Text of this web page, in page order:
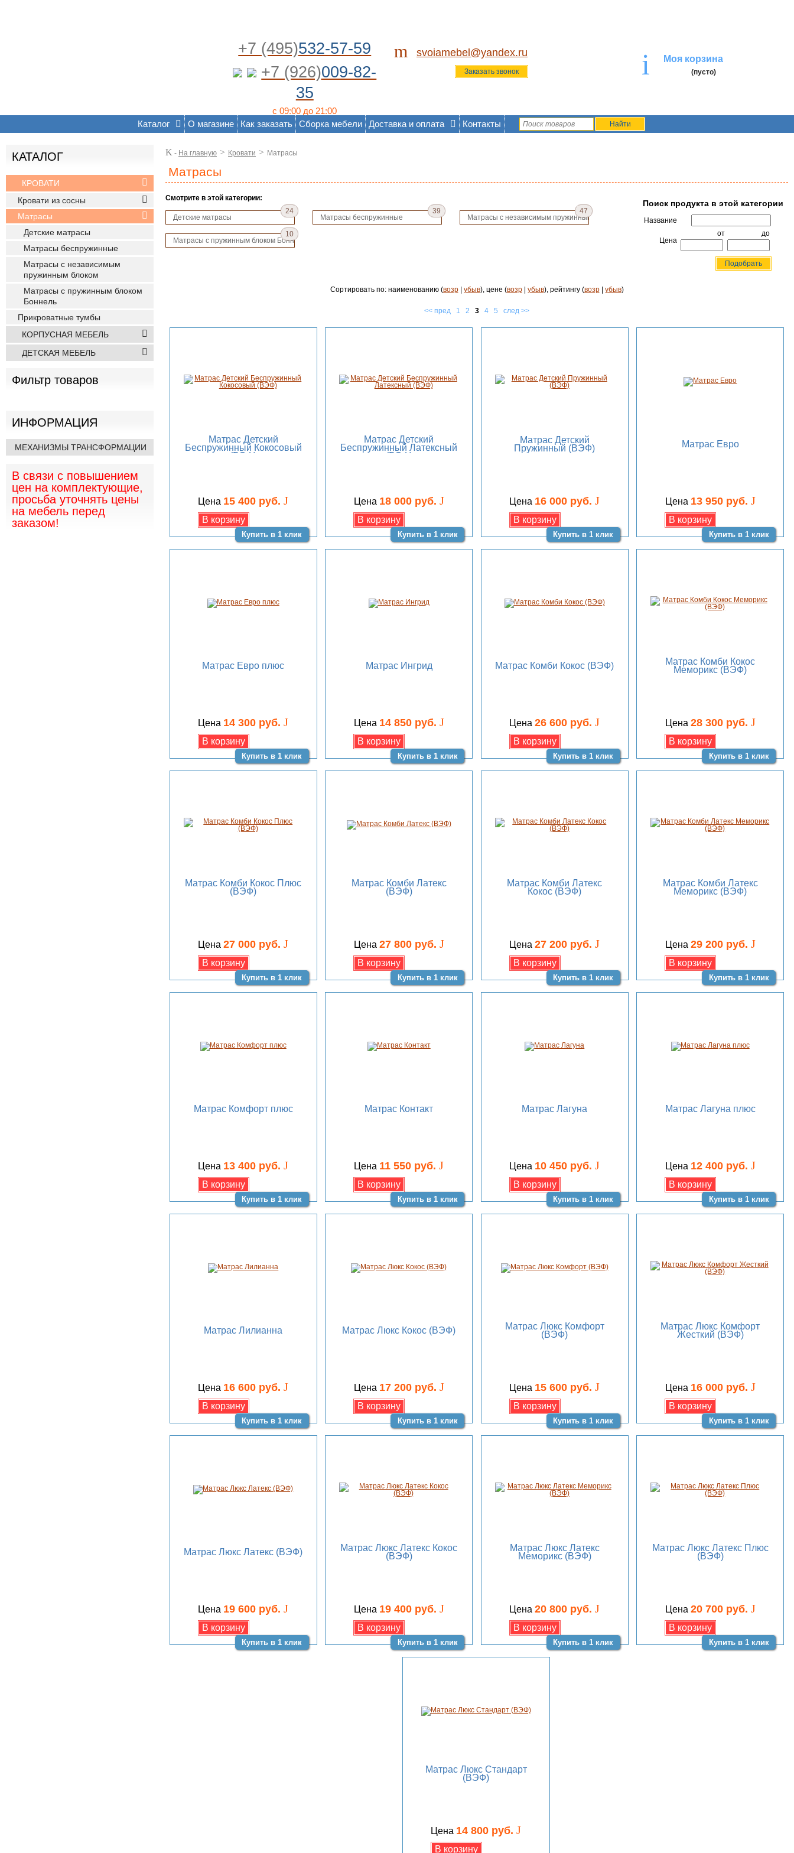
+7 (495)532-57-59
+7 (926)009-82-
35
с 09:00 до 21:00
m svoiamebel@yandex.ru
Заказать звонок i Моя корзина
(пусто)
Каталог О магазине Как заказать Сборка мебели Доставка и оплата Контакты
КАТАЛОГ
КРОВАТИ
Кровати из сосны
Матрасы
Детские матрасы
Матрасы беспружинные
Матрасы с независимым
пружинным блоком
Матрасы с пружинным блоком
Боннель
Прикроватные тумбы
КОРПУСНАЯ МЕБЕЛЬ
ДЕТСКАЯ МЕБЕЛЬ
Фильтр товаров
ИНФОРМАЦИЯ
МЕХАНИЗМЫ ТРАНСФОРМАЦИИ
В связи с повышением
цен на комплектующие,
просьба уточнять цены
на мебель перед
заказом!
K - На главную > Кровати > Матрасы
Матрасы
Смотрите в этой категории:
Детские матрасы
24
Матрасы беспружинные
39
Матрасы с независимым пружинным блоком
47
Матрасы с пружинным блоком Боннель
10
Поиск продукта в этой категории
Название
Цена
от до
Сортировать по: наименованию (возр| убыв), цене (возр| убыв), рейтингу (возр| убыв)
<< пред 1 2 3 4 5 след >>
Матрас Детский
Беспружинный Кокосовый
(ВЭФ)
Цена 15 400 руб.J
Купить в 1 клик
Матрас Детский
Беспружинный Латексный
(ВЭФ)
Цена 18 000 руб. J
Купить в 1 клик
Матрас Детский
Пружинный (ВЭФ)
Цена 16 000 руб.J
Купить в 1 клик
Матрас Евро
Цена 13 950 руб. J
Купить в 1 клик
Матрас Евро плюс
Цена 14 300 руб.J
Купить в 1 клик
Матрас Ингрид
Цена 14 850 руб. J
Купить в 1 клик
Матрас Комби Кокос (ВЭФ)
Цена26 600 руб.J
Купить в 1 клик
Матрас Комби Кокос
Меморикс (ВЭФ)
Цена 28 300 руб. J
Купить в 1 клик
Матрас Комби Кокос Плюс
(ВЭФ)
Цена27 000 руб.J
Купить в 1 клик
Матрас Комби Латекс
(ВЭФ)
Цена 27 800 руб. J
Купить в 1 клик
Матрас Комби Латекс
Кокос (ВЭФ)
Цена27 200 руб.J
Купить в 1 клик
Матрас Комби Латекс
Меморикс (ВЭФ)
Цена 29 200 руб. J
Купить в 1 клик
Матрас Комфорт плюс
Цена 13 400 руб.J
Купить в 1 клик
Матрас Контакт
Цена 11 550 руб.J
Купить в 1 клик
Матрас Лагуна
Цена 10 450 руб.J
Купить в 1 клик
Матрас Лагуна плюс
Цена 12 400 руб. J
Купить в 1 клик
Матрас Лилианна
Цена 16 600 руб.J
Купить в 1 клик
Матрас Люкс Кокос (ВЭФ)
Цена 17 200 руб. J
Купить в 1 клик
Матрас Люкс Комфорт
(ВЭФ)
Цена 15 600 руб.J
Купить в 1 клик
Матрас Люкс Комфорт
Жесткий (ВЭФ)
Цена 16 000 руб. J
Купить в 1 клик
Матрас Люкс Латекс (ВЭФ)
Цена 19 600 руб.J
Купить в 1 клик
Матрас Люкс Латекс Кокос
(ВЭФ)
Цена 19 400 руб. J
Купить в 1 клик
Матрас Люкс Латекс
Меморикс (ВЭФ)
Цена20 800 руб.J
Купить в 1 клик
Матрас Люкс Латекс Плюс
(ВЭФ)
Цена 20 700 руб. J
Купить в 1 клик
Матрас Люкс Стандарт
(ВЭФ)
Цена 14 800 руб. J